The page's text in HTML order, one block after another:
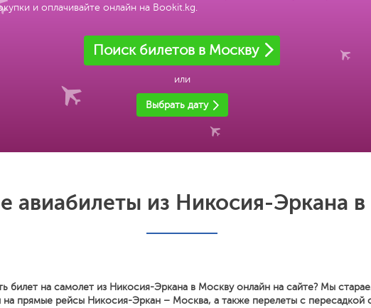
и оплачивайте онлайн на Bookit.kg.
Поиск билетов в Москву
или
Выбрать дату
авиабилеты из Никосия-Эркана
билет на самолет из Никосия-Эркана в Москву онлайн на сайте? Мы
на прямые рейсы Никосия-Эркан – Москва, а также перелеты с пересадкой